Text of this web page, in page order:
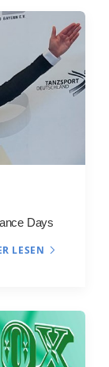
Days
LESEN